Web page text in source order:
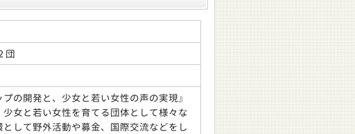
団
の開発と、少女と若い女性の声の実現』
女と若い女性を育てる団体として様々な
して野外活動や募金、国際交流などをし